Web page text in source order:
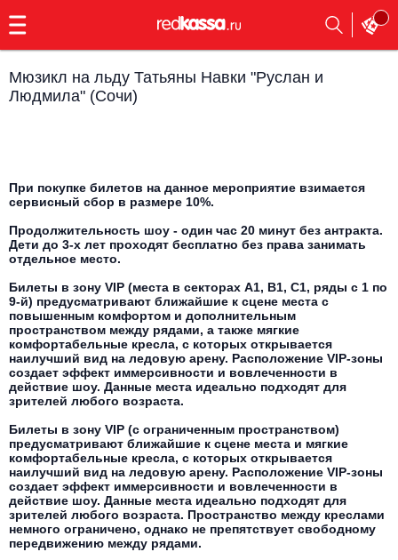
Выбрать мероприятие
Как купить
Контакты
Выбрать другой город
23:00
Заказать
обратный
Инди
Электронная музыка
Панк
Концерты на теплоходе
Поп и эстрада
Альтернатива
Классическая музыка
Круиз Фест
Все события
Все события
Поэтический вечер
Опера
Комедия
Творческий вечер
Мюзикл, оперетта
Все события
Другое для детей
Детский концерт
Детский спектакль
Детское шоу
Все события
Все события
Мюзикл на льду Татьяны Навки "Руслан и
Людмила" (Сочи)
При покупке билетов на данное мероприятие взимается
сервисный сбор в размере 10%.
Продолжительность шоу - один час 20 минут без антракта.
Дети до 3-х лет проходят бесплатно без права занимать
отдельное место.
Билеты в зону VIP (места в секторах А1, В1, С1, ряды с 1 по
9-й) предусматривают ближайшие к сцене места с
повышенным комфортом и дополнительным
пространством между рядами, а также мягкие
комфортабельные кресла, с которых открывается
наилучший вид на ледовую арену. Расположение VIP-зоны
создает эффект иммерсивности и вовлеченности в
действие шоу. Данные места идеально подходят для
зрителей любого возраста.
Билеты в зону VIP (с ограниченным пространством)
предусматривают ближайшие к сцене места и мягкие
комфортабельные кресла, с которых открывается
наилучший вид на ледовую арену. Расположение VIP-зоны
создает эффект иммерсивности и вовлеченности в
действие шоу. Данные места идеально подходят для
зрителей любого возраста. Пространство между креслами
немного ограничено, однако не препятствует свободному
передвижению между рядами.